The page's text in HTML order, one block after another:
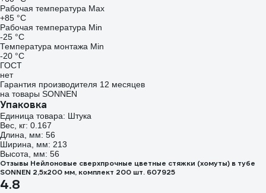
Рабочая температура Max
+85 °С
Рабочая температура Min
-25 °С
Температура монтажа Min
-20 °С
ГОСТ
нет
Гарантия производителя 12 месяцев
на товары SONNEN
Упаковка
Единица товара: Штука
Вес, кг: 0.167
Длина, мм: 56
Ширина, мм: 213
Высота, мм: 56
Отзывы Нейлоновые сверхпрочные цветные стяжки (хомуты) в тубе
SONNEN 2,5x200 мм, комплект 200 шт. 607925
4.8